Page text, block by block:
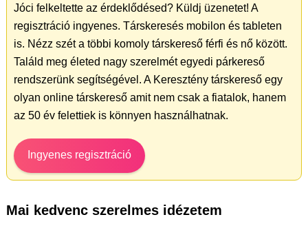
Jóci felkeltette az érdeklődésed? Küldj üzenetet! A
regisztráció ingyenes. Társkeresés mobilon és tableten
is. Nézz szét a többi komoly társkereső férfi és nő között.
Találd meg életed nagy szerelmét egyedi párkereső
rendszerünk segítségével. A Keresztény társkereső egy
olyan online társkereső amit nem csak a fiatalok, hanem
az 50 év felettiek is könnyen használhatnak.
Ingyenes regisztráció
Mai kedvenc szerelmes idézetem